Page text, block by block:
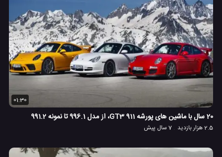
01:30
20 سال با ماشین های پورشه 911 GT3، از مدل 996.1 تا نمونه 991.2
2.5 هزار بازدید 7 سال پیش